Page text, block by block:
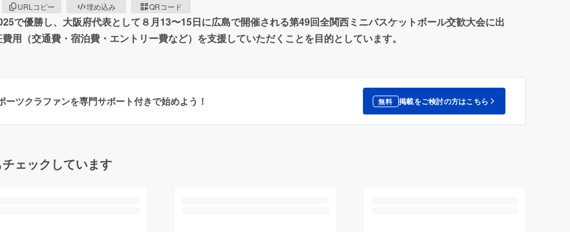
URLコピー 埋め込み QRコード
で優勝し、大阪府代表として８月13〜15日に広島で開催される第49回全関西ミニバスケットボール交歓大会に出
用（交通費・宿泊費・エントリー費など）を支援していただくことを目的としています。
ーツクラファンを専門サポート付きで始めよう！ 無料 掲載をご検討の方はこちら
ェックしています